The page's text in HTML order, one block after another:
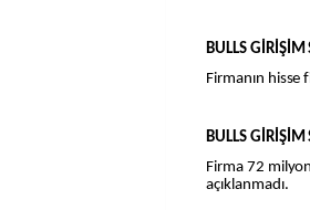
BULLS GİRİŞİM
Firmanın hisse
BULLS GİRİŞİM
Firma 72
açıklanmadı.